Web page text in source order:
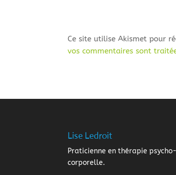
Ce site utilise Akismet pour
vos commentaires sont
Lise Ledroit
Praticienne en thérapie psycho-
corporelle.